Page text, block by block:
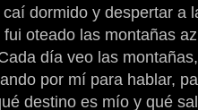
dormido y despertar a
oteado las montañas
día veo las
por mí para hablar,
destino es mío y qué